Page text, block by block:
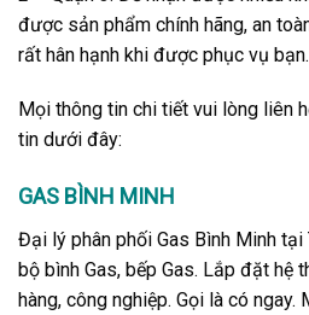
được sản phẩm chính hãng, an
rất hân hạnh khi được phục vụ bạn.
Mọi thông tin chi tiết vui lòng liên
tin dưới đây:
GAS BÌNH MINH
Đại lý phân phối Gas Bình Minh tại
bộ bình Gas, bếp Gas. Lắp đặt hệ
hàng, công nghiệp. Gọi là có